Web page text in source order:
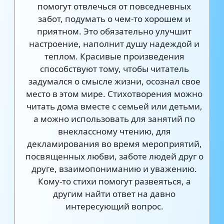
помогут отвлечься от повседневных
забот, подумать о чем-то хорошем и
приятном. Это обязательно улучшит
настроение, наполнит душу надеждой и
теплом. Красивые произведения
способствуют тому, чтобы читатель
задумался о смысле жизни, осознал свое
место в этом мире. Стихотворения можно
читать дома вместе с семьей или детьми,
а можно использовать для занятий по
внеклассному чтению, для
декламирования во время мероприятий,
посвященных любви, заботе людей друг о
друге, взаимопониманию и уважению.
Кому-то стихи помогут развеяться, а
другим найти ответ на давно
интересующий вопрос.